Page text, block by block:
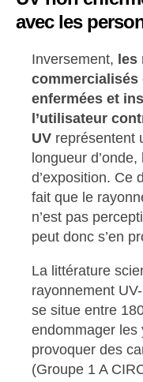
avec les
Inversement, les
commercialisés
enfermées et
l’utilisateur
UV représentent
longueur
d’exposition. Ce
fait que le
n’est pas
peut donc s’en
La littérature
rayonnement
se situe entre
endommager les
provoquer des
(Groupe 1 A